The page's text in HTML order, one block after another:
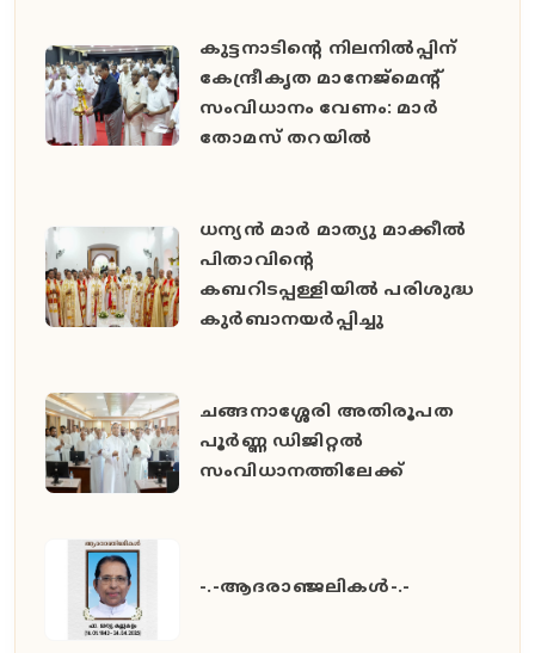
കുട്ടനാടിന്റെ നിലനിൽപ്പിന്
കേന്ദ്രീകൃത മാനേജ്മെന്റ്
സംവിധാനം വേണം: മാർ
തോമസ് തറയിൽ
ധന്യൻ മാർ മാത്യു മാക്കീൽ
പിതാവിൻ്റെ
കബറിടപ്പള്ളിയിൽ പരിശുദ്ധ
കുർബാനയർപ്പിച്ചു
ചങ്ങനാശ്ശേരി അതിരൂപത
പൂർണ്ണ ഡിജിറ്റൽ
സംവിധാനത്തിലേക്ക്
-.-ആദരാഞ്ജലികൾ-.-